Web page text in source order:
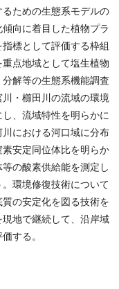
ための生態系モデルの
向に着目した植物プラ
標として評価する枠組
点地域として塩生植物
解等の生態系機能調査
・櫛田川の流域の環境
、流域特性を明らかに
における河口域に分布
安定同位体比を明らか
の酸素供給能を測定し
環境修復技術について
の安定化を図る技術を
地で継続して、沿岸域
する。